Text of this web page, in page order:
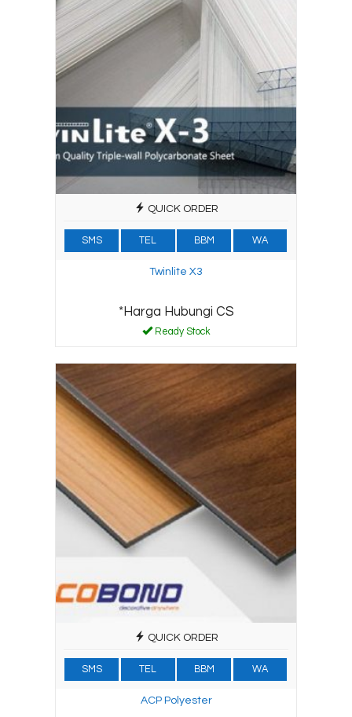
QUICK ORDER
SMS TEL BBM WA
Twinlite X3
*Harga Hubungi CS
Ready Stock
QUICK ORDER
SMS TEL BBM WA
ACP Polyester